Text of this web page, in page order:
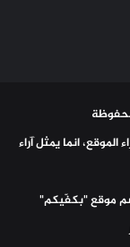
انما يمثل آراء
موقع "بكفّيكم"